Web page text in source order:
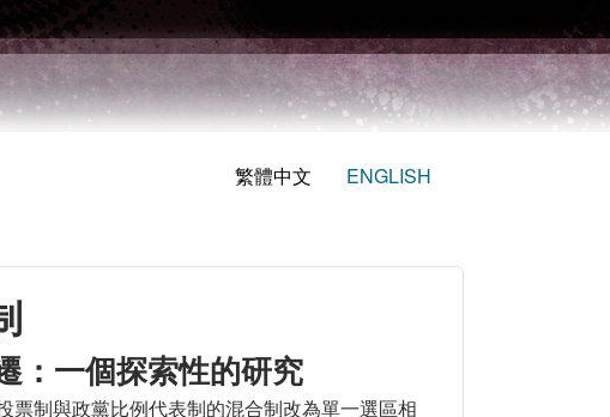
繁體中文 ENGLISH
：一個探索性的研究
制與政黨比例代表制的混合制改為單一選區相